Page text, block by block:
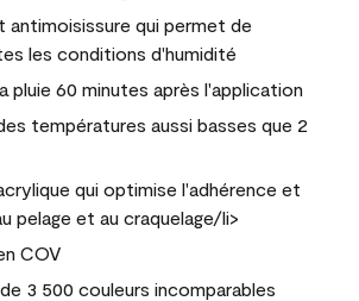
antimoisissure qui permet de
les conditions d'humidité
pluie 60 minutes après l'application
températures aussi basses que 2
qui optimise l'adhérence et
pelage et au craquelage/li>
COV
3 500 couleurs incomparables